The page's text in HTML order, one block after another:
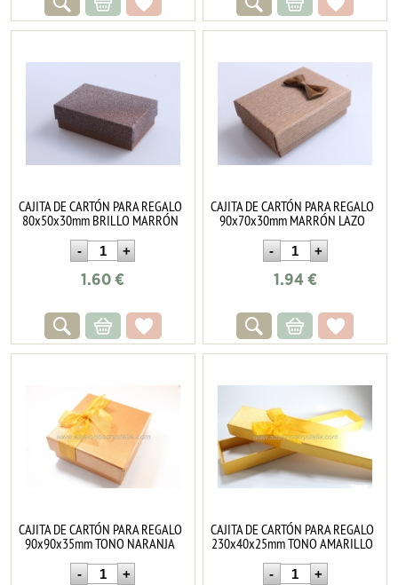
CAJITA DE CARTÓN PARA REGALO
80x50x30mm BRILLO MARRÓN
1.60 €
CAJITA DE CARTÓN PARA REGALO
90x70x30mm MARRÓN LAZO
1.94€
CAJITA DE CARTÓN PARA REGALO
90x90x35mm TONO NARANJA
CAJITA DE CARTÓN PARA REGALO
230x40x25mm TONO AMARILLO